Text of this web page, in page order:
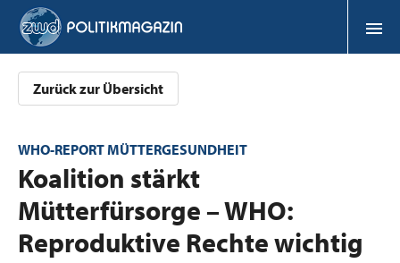
Zurück zur Übersicht
WHO-REPORT MÜTTERGESUNDHEIT
:Koalition stärkt
Mütterfürsorge – WHO:
Reproduktive Rechte wichtig